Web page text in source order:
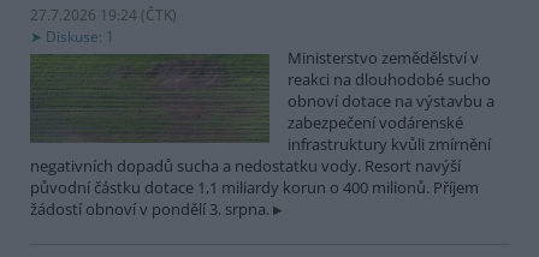
27.7.2026 19:24 (ČTK)
Diskuse: 1
Ministerstvo zemědělství v
reakci na dlouhodobé sucho
obnoví dotace na výstavbu a
zabezpečení vodárenské
infrastruktury kvůli zmírnění
negativních dopadů sucha a nedostatku vody. Resort navýší
původní částku dotace 1,1 miliardy korun o 400 milionů. Příjem
žádostí obnoví v pondělí 3. srpna.